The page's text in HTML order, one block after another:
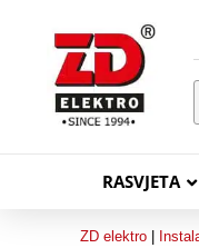
RASVJETA
ZD elektro